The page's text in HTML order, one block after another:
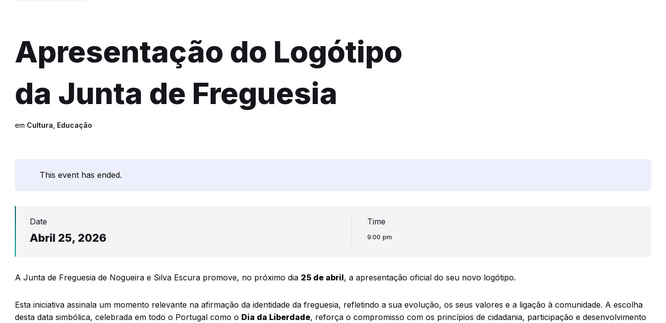
Apresentação do Logótipo
da Junta de Freguesia
em Cultura Educação
This event has ended.
Date
Abril 25, 2026
Time
9:00 pm
A Junta de Freguesia de Nogueira e Silva Escura promove, no próximo dia 25 de abril, a apresentação oficial do seu novo logótipo.
Esta iniciativa assinala um momento relevante na afirmação da identidade da freguesia, refletindo a sua evolução, os seus valores e a ligação à comunidade. A escolha
desta data simbólica, celebrada em todo o Portugal como o Dia da Liberdade, reforça o compromisso com os princípios de cidadania, participação e desenvolvimento